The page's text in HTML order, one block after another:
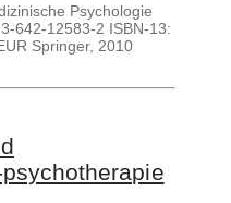
Psychologie
642-12583-2 ISBN-13:
Springer, 2010